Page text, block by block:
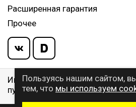
Расширенная гарантия
Прочее
Информация указанная на
публичной офертой,
Пользуясь нашим сайтом,
тем, что мы используем